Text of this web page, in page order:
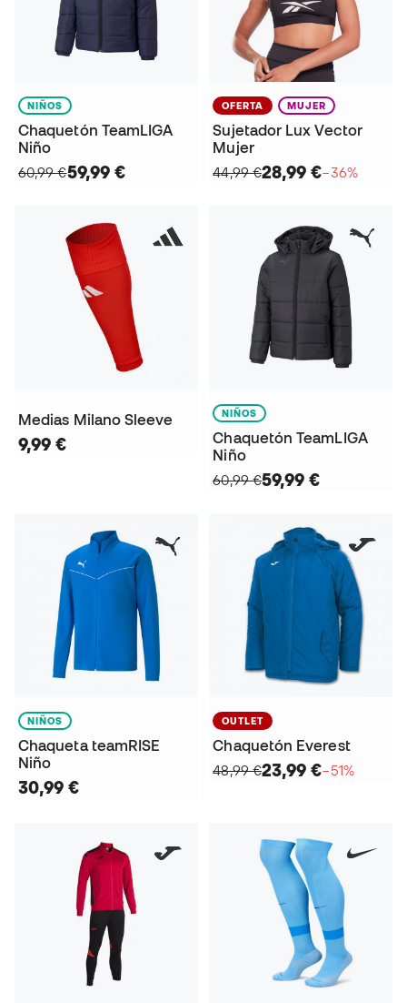
NIÑOS
Chaquetón TeamLIGA
Niño
60,99 €59,99 €
OFERTA MUJER
Sujetador Lux Vector
Mujer
44,99 €28,99 €−36%
Medias Milano Sleeve
9,99 €
NIÑOS
Chaquetón TeamLIGA
Niño
60,99 €59,99 €
NIÑOS
Chaqueta teamRISE
Niño
30,99 €
OUTLET
Chaquetón Everest
48,99 €23,99 €−51%